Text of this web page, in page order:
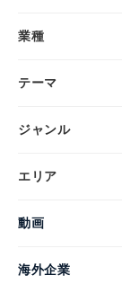
業種
テーマ
ジャンル
エリア
動画
海外企業